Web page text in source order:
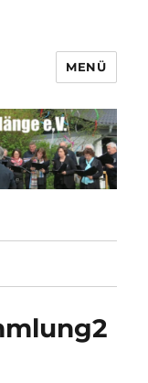
e.V.
MENÜ